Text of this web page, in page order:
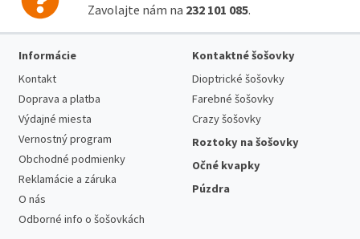
Zavolajte nám na 232 101 085.
Informácie
Kontakt
Doprava a platba
Výdajné miesta
Vernostný program
Obchodné podmienky
Reklamácie a záruka
O nás
Odborné info o šošovkách
Kontaktné šošovky
Dioptrické šošovky
Farebné šošovky
Crazy šošovky
Roztoky na šošovky
Očné kvapky
Púzdra